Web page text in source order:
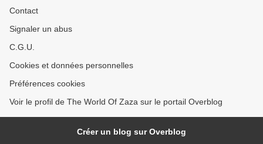
Contact
Signaler un abus
C.G.U.
Cookies et données personnelles
Préférences cookies
Voir le profil de The World Of Zaza sur le portail Overblog
Créer un blog sur Overblog